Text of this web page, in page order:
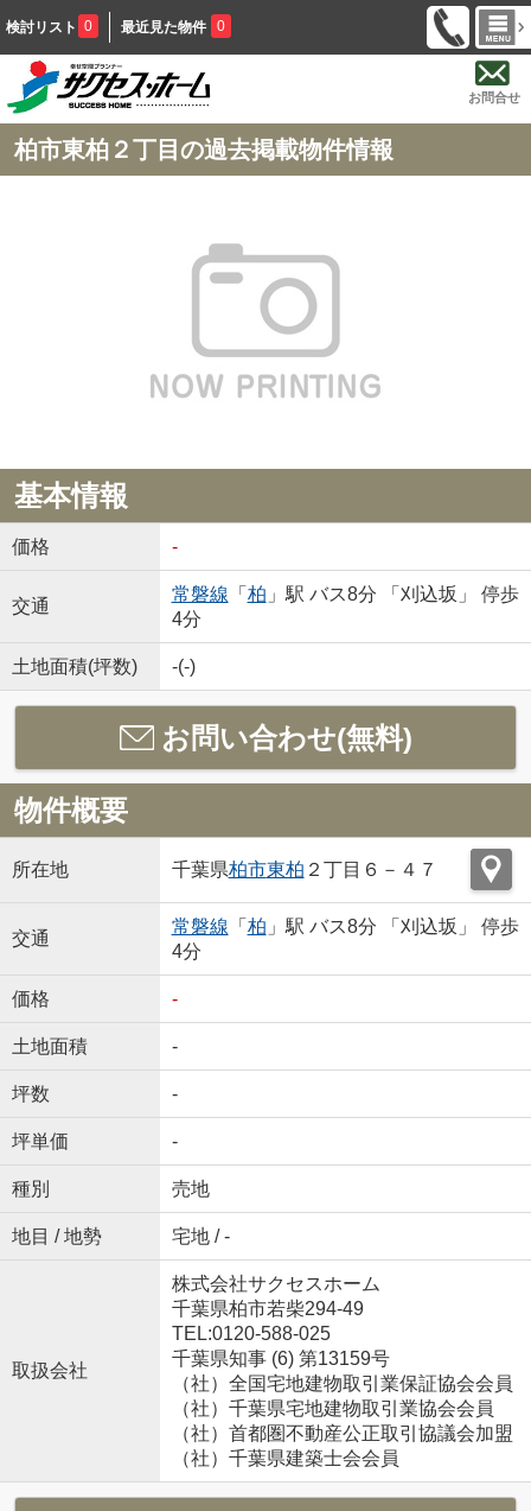
検討リスト 0 最近見た物件 0
お問合せ
柏市東柏２丁目の過去掲載物件情報
基本情報
価格 -
交通
常磐線 「 柏 」駅 バス8分 「刈込坂」 停歩
4分
土地面積(坪数) -(-)
お問い合わせ(無料)
物件概要
所在地 千葉県柏市東柏 ２丁目６－４７
交通
常磐線 「 柏 」駅 バス8分 「刈込坂」 停歩
4分
価格 -
土地面積 -
坪数 -
坪単価 -
種別 売地
地目 / 地勢 宅地 / -
取扱会社
株式会社サクセスホーム
千葉県柏市若柴294-49
TEL:0120-588-025
千葉県知事 (6) 第13159号
（社）全国宅地建物取引業保証協会会員
（社）千葉県宅地建物取引業協会会員
（社）首都圏不動産公正取引協議会加盟
（社）千葉県建築士会会員